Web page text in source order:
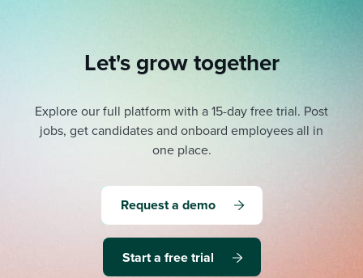
Let's grow together
Explore our full platform with a 15-day free trial. Post
jobs, get candidates and onboard employees all in
one place.
Request a demo
Start a free trial